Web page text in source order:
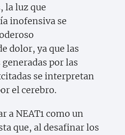
la luz que
inofensiva se
dolor, ya que las
por las
se interpretan
el cerebro.
a NEAT1 como un
que, al desafinar los